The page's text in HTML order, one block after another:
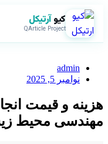
کیوآرتیکل
QArticle Project
admin
نوامبر 5, 2025
هزینه و قیمت
مهندسی محیط